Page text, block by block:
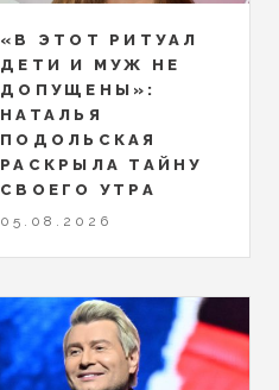
«В ЭТОТ РИТУАЛ
ДЕТИ И МУЖ НЕ
ДОПУЩЕНЫ»:
НАТАЛЬЯ
ПОДОЛЬСКАЯ
РАСКРЫЛА ТАЙНУ
СВОЕГО УТРА
05.08.2026